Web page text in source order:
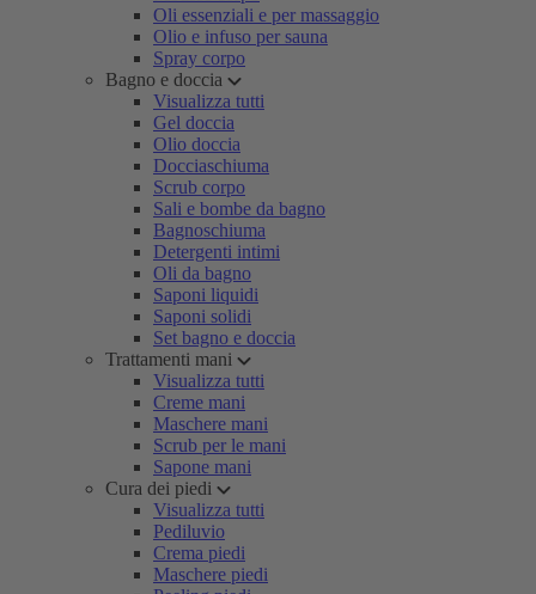
Oli essenziali e per massaggio
Olio e infuso per sauna
Spray corpo
Bagno e doccia
Visualizza tutti
Gel doccia
Olio doccia
Docciaschiuma
Scrub corpo
Sali e bombe da bagno
Bagnoschiuma
Detergenti intimi
Oli da bagno
Saponi liquidi
Saponi solidi
Set bagno e doccia
Trattamenti mani
Visualizza tutti
Creme mani
Maschere mani
Scrub per le mani
Sapone mani
Cura dei piedi
Visualizza tutti
Pediluvio
Crema piedi
Maschere piedi